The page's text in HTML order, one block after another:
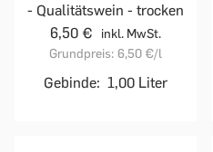
- Qualitätswein - trocken
6,50 €
inkl. MwSt.
Grundpreis: 6,50 €/l
Gebinde: 1,00 Liter